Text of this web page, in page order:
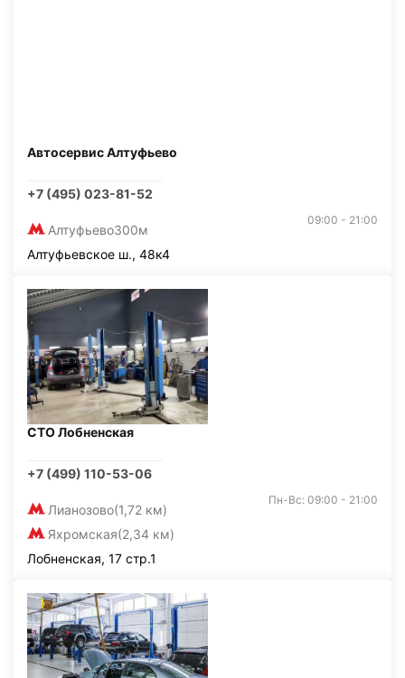
Автосервис Алтуфьево
+7 (495) 023-81-52
Алтуфьево300м
09:00 - 21:00
Алтуфьевское ш., 48к4
СТО Лобненская
+7 (499) 110-53-06
Лианозово(1,72 км)
Яхромская(2,34 км)
Пн-Вс: 09:00 - 21:00
Лобненская, 17 стр.1